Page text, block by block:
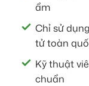
ẩm
Chỉ sử
tử toàn
Kỹ thuật
chuẩn